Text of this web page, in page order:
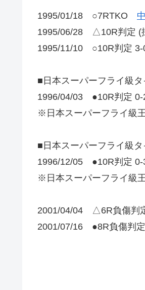
1995/01/18 ○7RTKO
1995/06/28 △10R判定 (
1995/11/10 ○10R判定
■日本スーパーフライ級
1996/04/03 ●10R判定
※日本スーパーフライ級
■日本スーパーフライ級
1996/12/05 ●10R判定
※日本スーパーフライ級
2001/04/04 △6R負傷判
2001/07/16 ●8R負傷判